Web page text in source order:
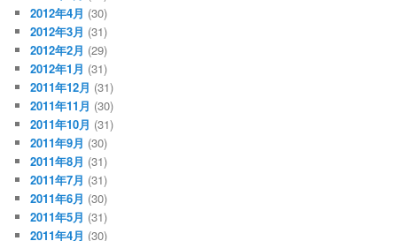
2012年4月 (30)
2012年3月 (31)
2012年2月 (29)
2012年1月 (31)
2011年12月 (31)
2011年11月 (30)
2011年10月 (31)
2011年9月 (30)
2011年8月 (31)
2011年7月 (31)
2011年6月 (30)
2011年5月 (31)
2011年4月 (30)